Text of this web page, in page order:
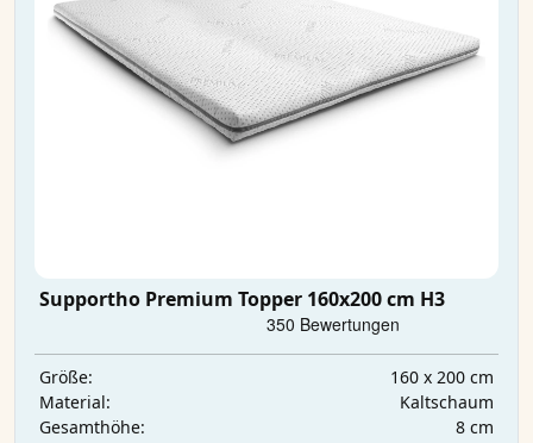
Supportho Premium Topper 160x200 cm H3
Größe:
160 x 200 cm
Material:
Kaltschaum
Gesamthöhe:
8 cm